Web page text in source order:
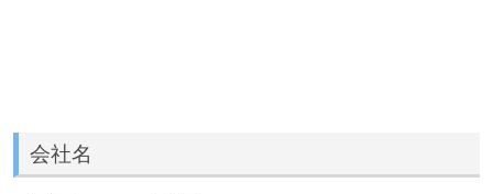
会社名